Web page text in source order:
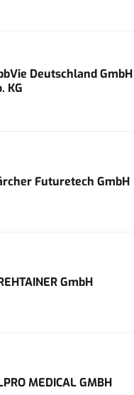
Deutschland
KG
Futuretech GmbH
GmbH
MEDICAL GMBH